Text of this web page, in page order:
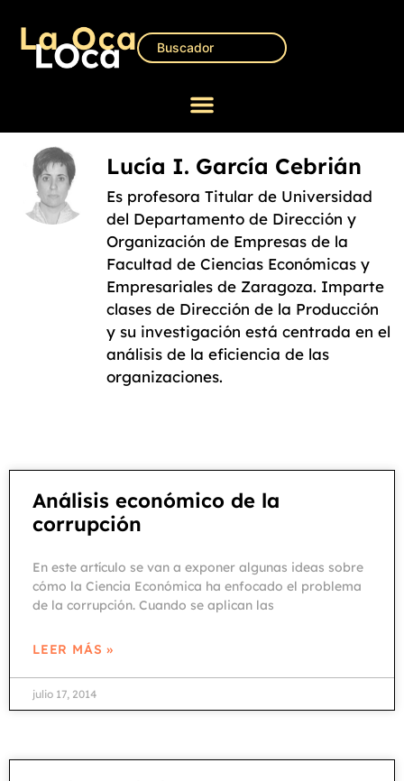
Lucía I. García Cebrián
Es profesora Titular de Universidad
del Departamento de Dirección y
Organización de Empresas de la
Facultad de Ciencias Económicas y
Empresariales de Zaragoza. Imparte
clases de Dirección de la Producción
y su investigación está centrada en el
análisis de la eficiencia de las
organizaciones.
Análisis económico de la
corrupción
En este artículo se van a exponer algunas ideas sobre
cómo la Ciencia Económica ha enfocado el problema
de la corrupción. Cuando se aplican las
LEER MÁS »
julio 17, 2014